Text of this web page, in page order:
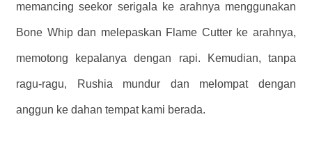
memancing seekor serigala ke arahnya menggunakan
Bone Whip dan melepaskan Flame Cutter ke arahnya,
memotong kepalanya dengan rapi. Kemudian, tanpa
ragu-ragu, Rushia mundur dan melompat dengan
anggun ke dahan tempat kami berada.